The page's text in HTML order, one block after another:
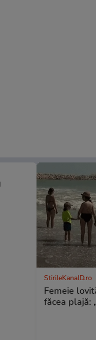
StirileKanalD.ro
Femeie
făcea plajă: